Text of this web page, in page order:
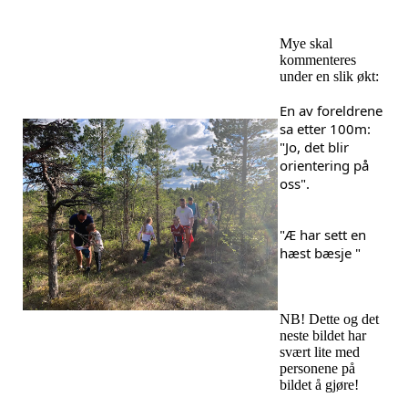
Mye skal
kommenteres
under en slik økt:
En av foreldrene
sa etter 100m:
"Jo, det blir
orientering på
oss".
"Æ har sett en
hæst bæsje "
NB! Dette og det
neste bildet har
svært lite med
personene på
bildet å gjøre!